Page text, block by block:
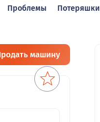
Проблемы Потеряшки
машину